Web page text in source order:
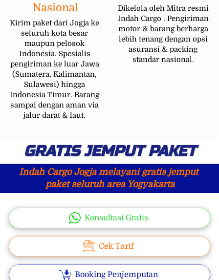
Nasional
Kirim paket dari Jogja ke
seluruh kota besar
maupun pelosok
Indonesia. Spesialis
pengiriman ke luar Jawa
(Sumatera, Kalimantan,
Sulawesi) hingga
Indonesia Timur. Barang
sampai dengan aman via
jalur darat & laut.
Dikelola oleh Mitra resmi
Indah Cargo . Pengiriman
motor & barang berharga
lebih tenang dengan opsi
asuransi & packing
standar nasional.
GRATIS JEMPUT PAKET
Indah Cargo Jogja melayani gratis jemput
paket seluruh area Yogyakarta
Konsultasi Gratis
Cek Tarif
Booking Penjemputan